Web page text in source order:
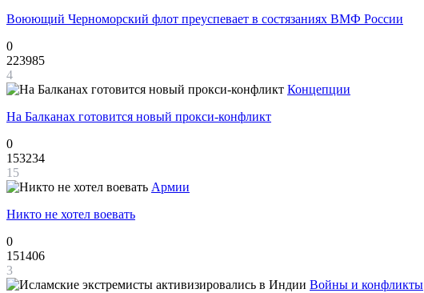
Воюющий Черноморский флот преуспевает в состязаниях ВМФ России
0
223985
4
Концепции
На Балканах готовится новый прокси-конфликт
0
153234
15
Армии
Никто не хотел воевать
0
151406
3
Войны и конфликты